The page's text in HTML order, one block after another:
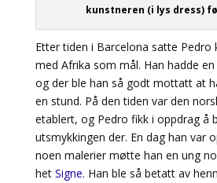
kunstneren (i lys dress)
Etter tiden i Barcelona satte Pedro
med Afrika som mål. Han hadde
og der ble han så godt mottatt at
en stund. På den tiden var den
etablert, og Pedro fikk i oppdrag å
utsmykkingen der. En dag han var
noen malerier møtte han en ung
het Signe. Han ble så betatt av